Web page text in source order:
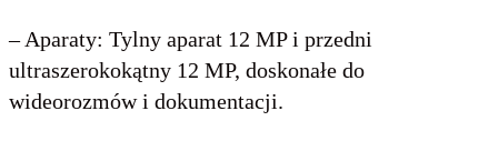
– Aparaty: Tylny aparat 12 MP i przedni
ultraszerokokątny 12 MP, doskonałe do
wideorozmów i dokumentacji.